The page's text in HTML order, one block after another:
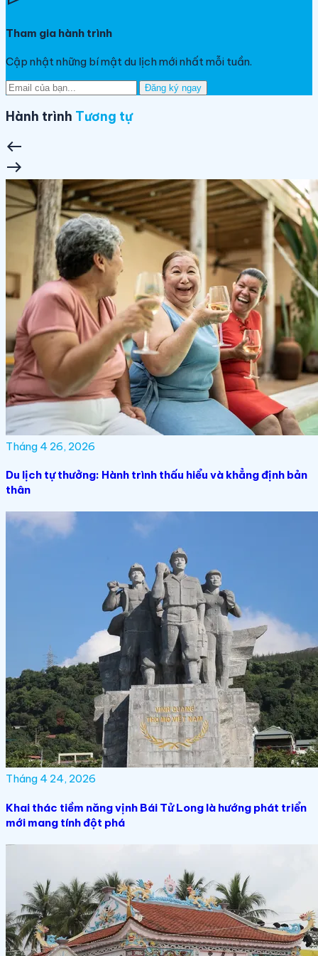
Tham gia hành trình
Cập nhật những bí mật du lịch mới nhất mỗi tuần.
Đăng ký ngay
Hành trình Tương tự
west
east
Tháng 4 26, 2026
Du lịch tự thưởng: Hành trình thấu hiểu và khẳng định bản
thân
Tháng 4 24, 2026
Khai thác tiềm năng vịnh Bái Tử Long là hướng phát triển
mới mang tính đột phá